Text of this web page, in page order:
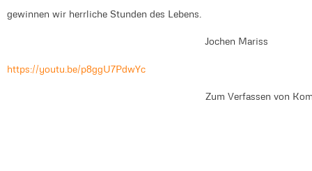
gewinnen wir herrliche Stunden des Lebens.
Jochen Mariss
https://youtu.be/p8ggU7PdwYc
Zum Verfassen von